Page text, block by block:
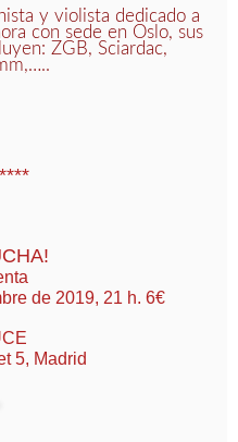
y violista dedicado a
con sede en Oslo, sus
ZGB, Sciardac,
de 2019, 21 h. 6€
5, Madrid